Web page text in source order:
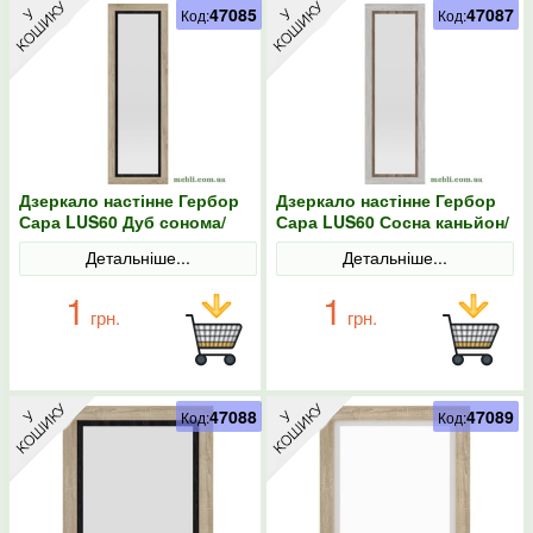
Дзеркало настінне Гербор
Сара LUS60 Дуб сонома/
Антрацит
Детальніше...
1 грн.
Код:47085
Дзеркало настінне Гербор
Сара LUS60 Сосна каньйон/
Дуб сонома трюфель
Детальніше...
1 грн.
Код:47087
Код:47088 Код:47089